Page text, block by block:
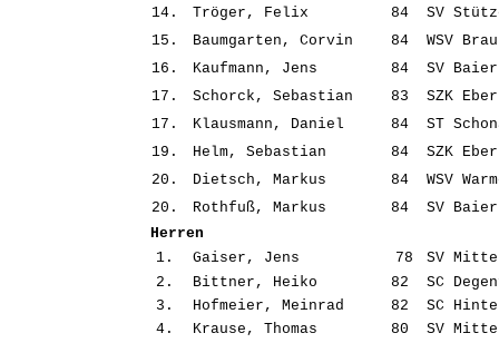
14.
Tröger, Felix 84
SV
15.
Baumgarten, Corvin 84
WSV
16.
Kaufmann, Jens 84
SV
17.
Schorck, Sebastian 83
SZK
17.
Klausmann, Daniel 84
ST
19.
Helm, Sebastian 84
SZK
20.
Dietsch, Markus 84
WSV
20.
Rothfuß, Markus 84
SV
Herren
1.
Gaiser, Jens 78
SV
2.
Bittner, Heiko 82
SC
3.
Hofmeier, Meinrad 82
SC
4.
Krause, Thomas 80
SV